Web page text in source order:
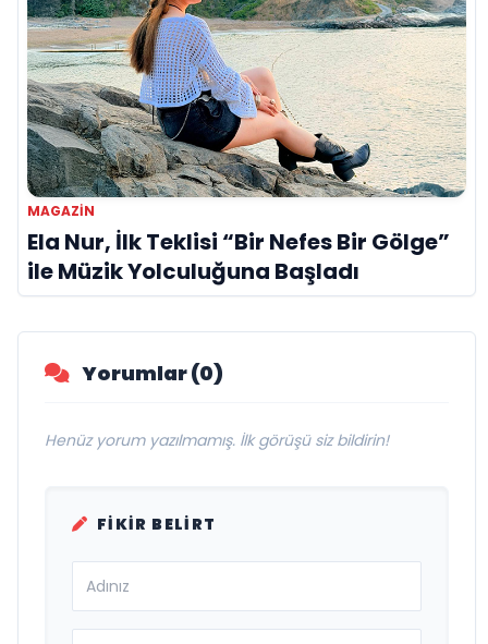
MAGAZIN
Ela Nur, İlk Teklisi “Bir Nefes Bir Gölge”
ile Müzik Yolculuğuna Başladı
Yorumlar (0)
Henüz yorum yazılmamış. İlk görüşü siz bildirin!
FIKIR BELIRT